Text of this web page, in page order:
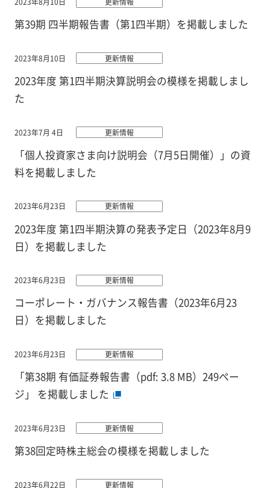
第39期 四半期報告書（第1四半期）を掲載しました
2023年8月10日 更新情報
2023年度 第1四半期決算説明会の模様を掲載しまし
た
2023年7月 4日 更新情報
「個人投資家さま向け説明会（7月5日開催）」の資
料を掲載しました
2023年6月23日 更新情報
2023年度 第1四半期決算の発表予定日（2023年8月9
日）を掲載しました
2023年6月23日 更新情報
コーポレート・ガバナンス報告書（2023年6月23
日）を掲載しました
2023年6月23日 更新情報
「第38期 有価証券報告書（pdf: 3.8 MB）249ペー
ジ」 を掲載しました
2023年6月23日 更新情報
第38回定時株主総会の模様を掲載しました
2023年6月22日 更新情報